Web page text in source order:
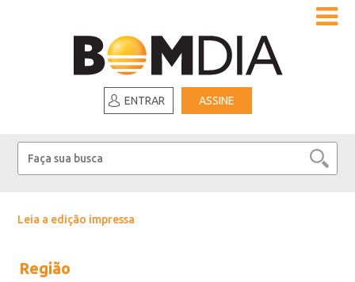
ENTRAR ASSINE
Leia a edição impressa
Região